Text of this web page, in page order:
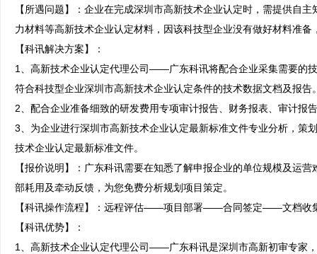
【所遇问题】：企业在完成深圳市高新技术企业认定时，需提供自
力材料等高新技术企业认定材料，因该科技型企业没有做好材料准备
【科讯解决方案】：
1、高新技术企业认定代理公司——广东科讯将配合企业采集需要的
符合科技型企业深圳市高新技术企业认定条件的技术数据文档及报告
2、配合企业准备细致的研发费用专项审计报告、财务报表、审计报
3、为企业进行深圳市高新技术企业认定最新标准文件专业分析，策
技术企业认定最新标准文件。
【报价说明】：广东科讯需要在知悉了解申报企业的单位规模及运
部耗用及牵动反馈，为您免费分析规划项目策定。
【科讯操作流程】：远程评估——项目部署——合同签定——文档
【科讯优势】：
1、高新技术企业认定代理公司——广东科讯是深圳市高新初审专家